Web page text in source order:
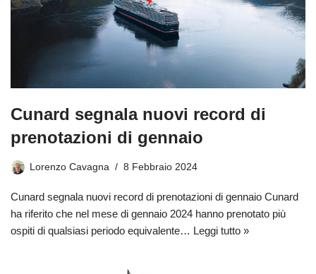
Cunard segnala nuovi record di
prenotazioni di gennaio
Lorenzo Cavagna 8 Febbraio 2024
Cunard segnala nuovi record di prenotazioni di gennaio Cunard
ha riferito che nel mese di gennaio 2024 hanno prenotato più
ospiti di qualsiasi periodo equivalente… Leggi tutto »